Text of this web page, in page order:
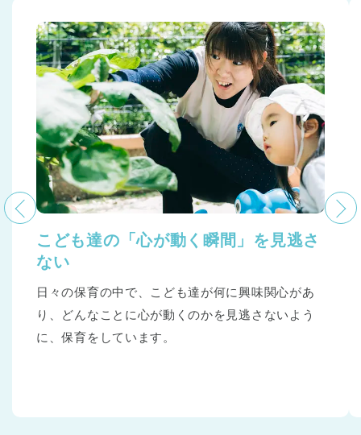
こども達の「心が動く瞬間」を見逃さ
ない
日々の保育の中で、こども達が何に興味関心があ
り、どんなことに心が動くのかを見逃さないよう
に、保育をしています。